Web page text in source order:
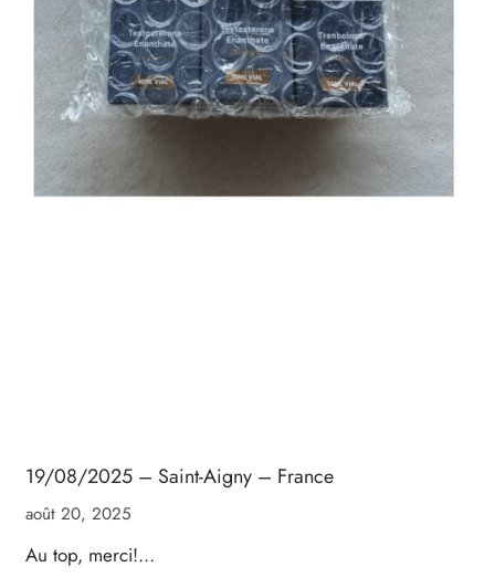
19/08/2025 – Saint-Aigny – France
août 20, 2025
Au top, merci!…